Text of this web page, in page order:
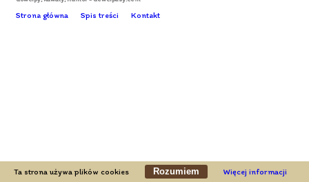
Strona główna Spis treści Kontakt
Ta strona używa plików cookies Rozumiem Więcej informacji